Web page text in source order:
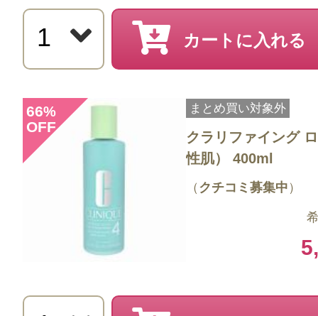
チャライジング ローション プラス
乳液というとベタベタする物が多い
ベタベタ感が少ないのにしっかり保
優秀な乳液です。
投稿日：2025年10月
感じた効能：うるおい/低刺激・敏感
カートに入れる
66%
OFF
まとめ買い対象外
クラリファイング
性肌） 400ml
（ クチコミ募集中 ）